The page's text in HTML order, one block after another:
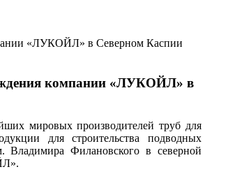
компании «ЛУКОЙЛ» в
мировых производителей труб для
для строительства подводных
Владимира Филановского в северной